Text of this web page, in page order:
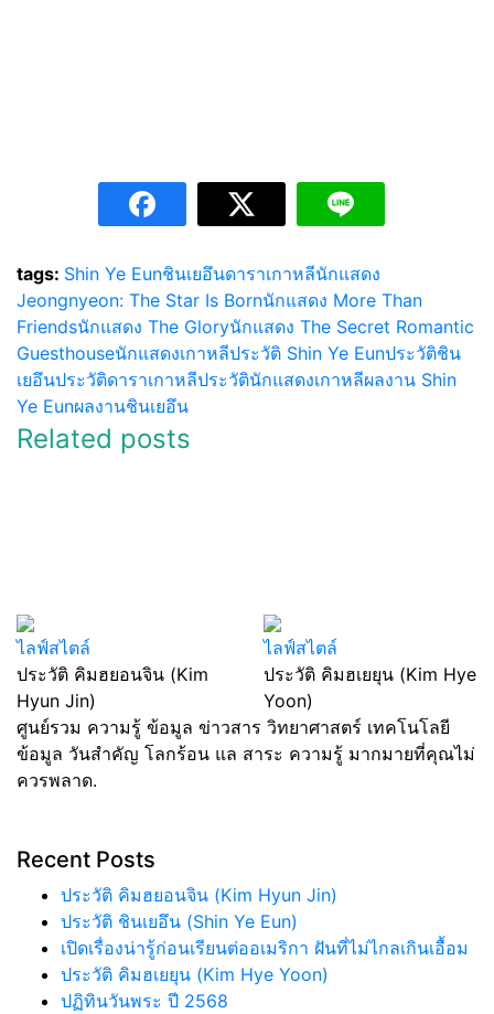
tags: Shin Ye Eunชินเยอึนดาราเกาหลีนักแสดง
Jeongnyeon: The Star Is Bornนักแสดง More Than
Friendsนักแสดง The Gloryนักแสดง The Secret Romantic
Guesthouseนักแสดงเกาหลีประวัติ Shin Ye Eunประวัติชิน
เยอึนประวัติดาราเกาหลีประวัตินักแสดงเกาหลีผลงาน Shin
Ye Eunผลงานชินเยอึน
Related posts
ไลฟ์สไตล์
ประวัติ คิมฮยอนจิน (Kim
Hyun Jin)
ไลฟ์สไตล์
ประวัติ คิมฮเยยุน (Kim Hye
Yoon)
ศูนย์รวม ความรู้ ข้อมูล ข่าวสาร วิทยาศาสตร์ เทคโนโลยี
ข้อมูล วันสำคัญ โลกร้อน แล สาระ ความรู้ มากมายที่คุณไม่
ควรพลาด.
Recent Posts
ประวัติ คิมฮยอนจิน (Kim Hyun Jin)
ประวัติ ชินเยอึน (Shin Ye Eun)
เปิดเรื่องน่ารู้ก่อนเรียนต่ออเมริกา ฝันที่ไม่ไกลเกินเอื้อม
ประวัติ คิมฮเยยุน (Kim Hye Yoon)
ปฏิทินวันพระ ปี 2568